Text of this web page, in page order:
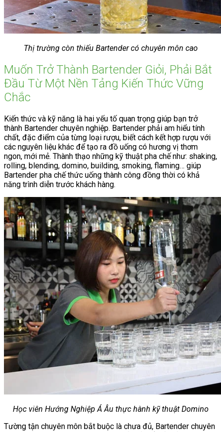
Thị trường còn thiếu Bartender có chuyên môn cao
Muốn Trở Thành Bartender Giỏi, Phải Bắt
Đầu Từ Một Nền Tảng Kiến Thức Vững
Chắc
Kiến thức và kỹ năng là hai yếu tố quan trọng giúp bạn trở
thành Bartender chuyên nghiệp. Bartender phải am hiểu tính
chất, đặc điểm của từng loại rượu, biết cách kết hợp rượu với
các nguyên liệu khác để tạo ra đồ uống có hương vị thơm
ngon, mới mẻ. Thành thạo những kỹ thuật pha chế như: shaking,
rolling, blending, domino, building, smoking, flaming… giúp
Bartender pha chế thức uống thành công đồng thời có khả
năng trình diễn trước khách hàng.
Học viên Hướng Nghiệp Á Âu thực hành kỹ thuật Domino
Tường tận chuyên môn bắt buộc là chưa đủ, Bartender chuyên